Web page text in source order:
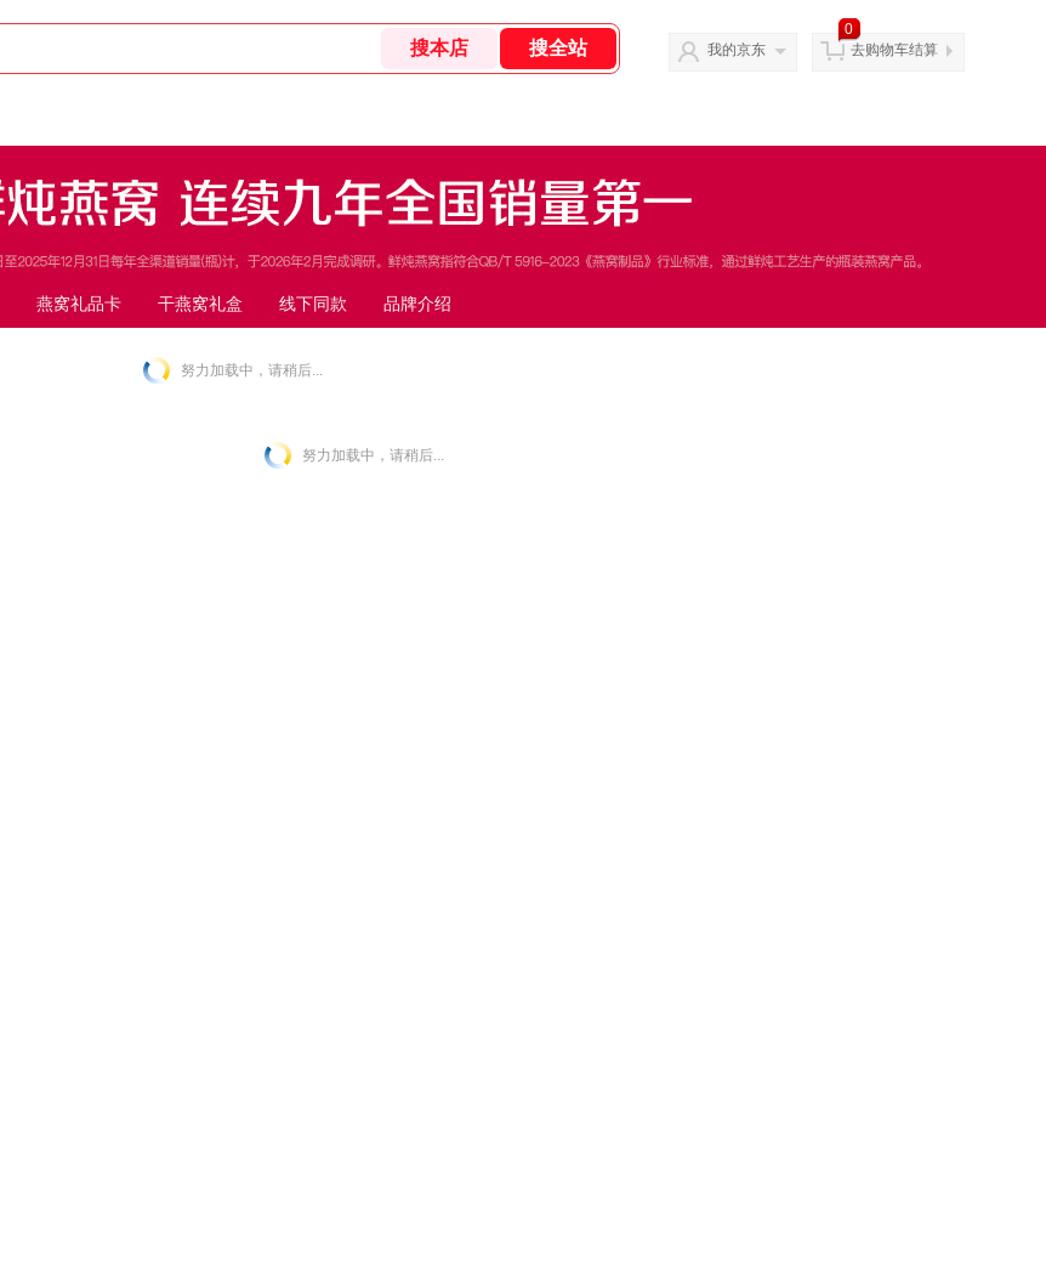
我的京东
0
去购物车结算
燕窝礼品卡 干燕窝礼盒 线下同款 品牌介绍
努力加载中，请稍后...
努力加载中，请稍后...